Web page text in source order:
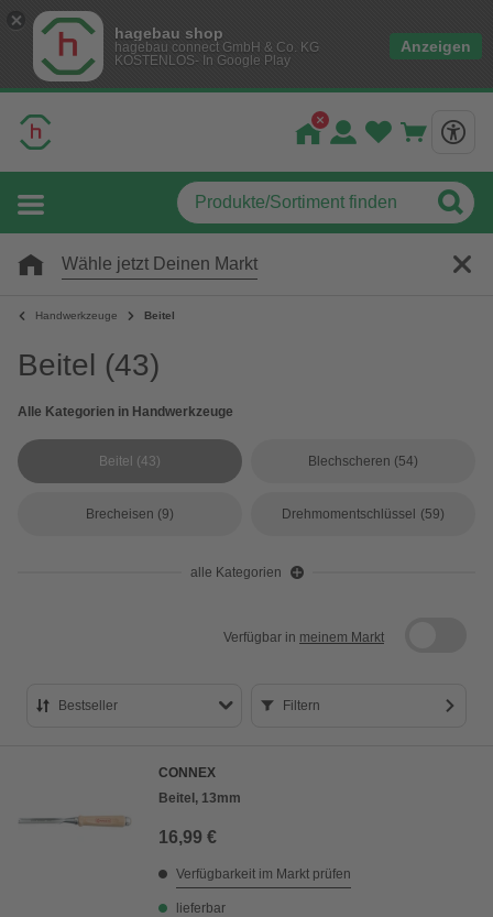
hagebau shop
hagebau connect GmbH & Co. KG
KOSTENLOS- In Google Play
Anzeigen
Wähle jetzt Deinen Markt
Handwerkzeuge Beitel
Beitel (43)
Alle Kategorien in Handwerkzeuge
Beitel (43) Blechscheren (54)
Brecheisen (9) Drehmomentschlüssel (59)
alle Kategorien
Verfügbar in meinem Markt
Bestseller
Preis aufsteigend
Preis absteigend
Filtern
CONNEX
Beitel, 13mm
16,99 €
Verfügbarkeit im Markt prüfen
lieferbar